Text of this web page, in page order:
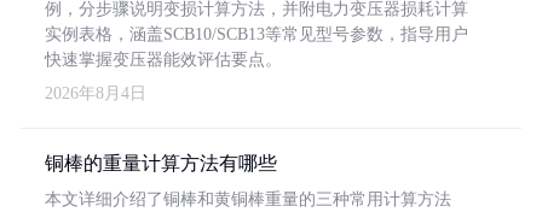
例，分步骤说明变损计算方法，并附电力变压器损耗计算
实例表格，涵盖SCB10/SCB13等常见型号参数，指导用户
快速掌握变压器能效评估要点。
2026年8月4日
铜棒的重量计算方法有哪些
本文详细介绍了铜棒和黄铜棒重量的三种常用计算方法